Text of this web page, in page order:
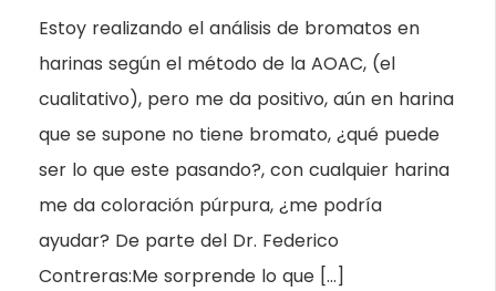
Estoy realizando el análisis de bromatos en
harinas según el método de la AOAC, (el
cualitativo), pero me da positivo, aún en harina
que se supone no tiene bromato, ¿qué puede
ser lo que este pasando?, con cualquier harina
me da coloración púrpura, ¿me podría
ayudar? De parte del Dr. Federico
Contreras:Me sorprende lo que […]